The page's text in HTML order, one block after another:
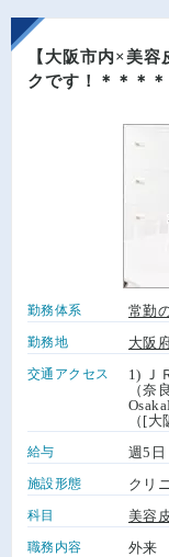
【大阪市内×美
クです！＊＊＊
勤務体系 常勤
勤務地 大阪
交通アクセス
1) Ｊ
（奈
（[
給与 週5日
施設形態 クリ
科目 美容
職務内容 外来